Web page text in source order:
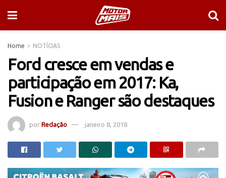
Home NOTÍCIAS
Ford cresce em vendas e
participação em 2017: Ka,
Fusion e Ranger são destaques
por Redação janeiro 8, 2018